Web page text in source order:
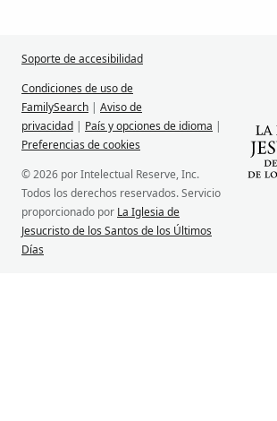
Soporte de accesibilidad
Condiciones de uso de
FamilySearch | Aviso de
privacidad | País y opciones de idioma |
Preferencias de cookies
© 2026 por Intelectual Reserve, Inc.
Todos los derechos reservados. Servicio
proporcionado por La Iglesia de
Jesucristo de los Santos de los Últimos
Días